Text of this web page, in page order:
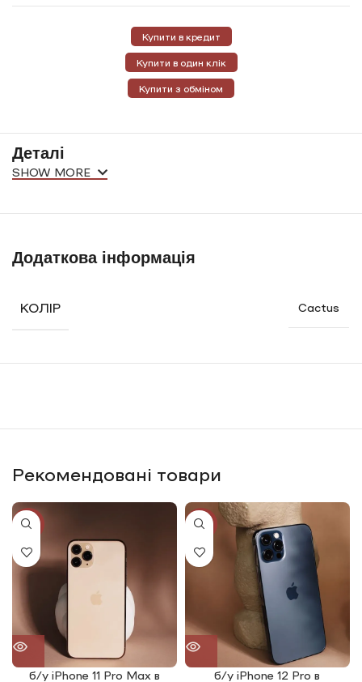
Купити в кредит
Купити в один клік
Купити з обміном
Деталі
SHOW MORE
Додаткова інформація
КОЛІР Cactus
Рекомендовані товари
-25%
б/у iPhone 11 Pro Max в
-20%
б/у iPhone 12 Pro в